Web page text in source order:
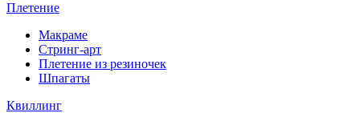
Плетение
Макраме
Стринг-арт
Плетение из резиночек
Шпагаты
Квиллинг